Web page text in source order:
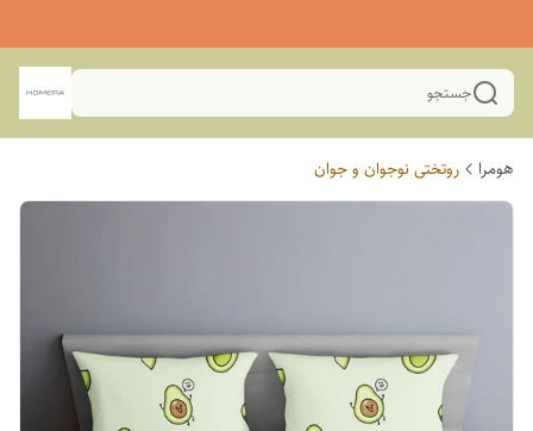
جستجو
هومرا روتختی نوجوان و جوان